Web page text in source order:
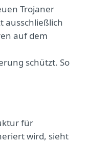
Trojaner
ausschließlich
auf dem
schützt. So
für
wird, sieht